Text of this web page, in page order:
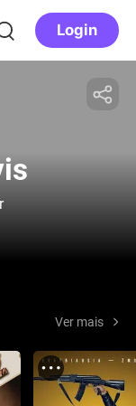
Login
Ver mais